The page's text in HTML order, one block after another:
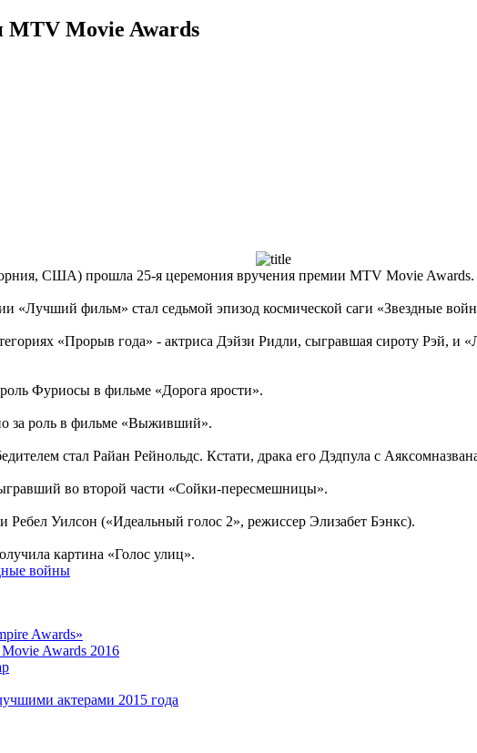
Movie Awards
США) прошла 25-я церемония вручения премии MTV Movie Awards.
«Лучший фильм» стал седьмой эпизод космической саги «Звездные
«Прорыв года» - актриса Дэйзи Ридли, сыгравшая сироту Рэй, и
Фуриосы в фильме «Дорога ярости».
за роль в фильме «Выживший».
стал Райан Рейнольдс. Кстати, драка его Дэдпула с
во второй части «Сойки-пересмешницы».
Уилсон («Идеальный голос 2», режиссер Элизабет Бэнкс).
картина «Голос улиц».
войны
Awards»
Awards 2016
актерами 2015 года